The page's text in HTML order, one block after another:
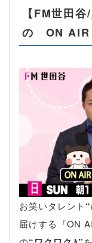
【FM世田
の ON AIR
お笑いタレント
届けする『ON